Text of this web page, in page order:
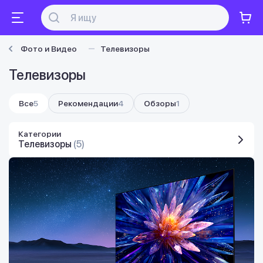
Фото и Видео Телевизоры
Телевизоры
Все5 Рекомендации4 Обзоры1
Категории
Телевизоры (5)